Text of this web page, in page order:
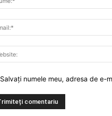
Salvați numele meu, adresa de e-